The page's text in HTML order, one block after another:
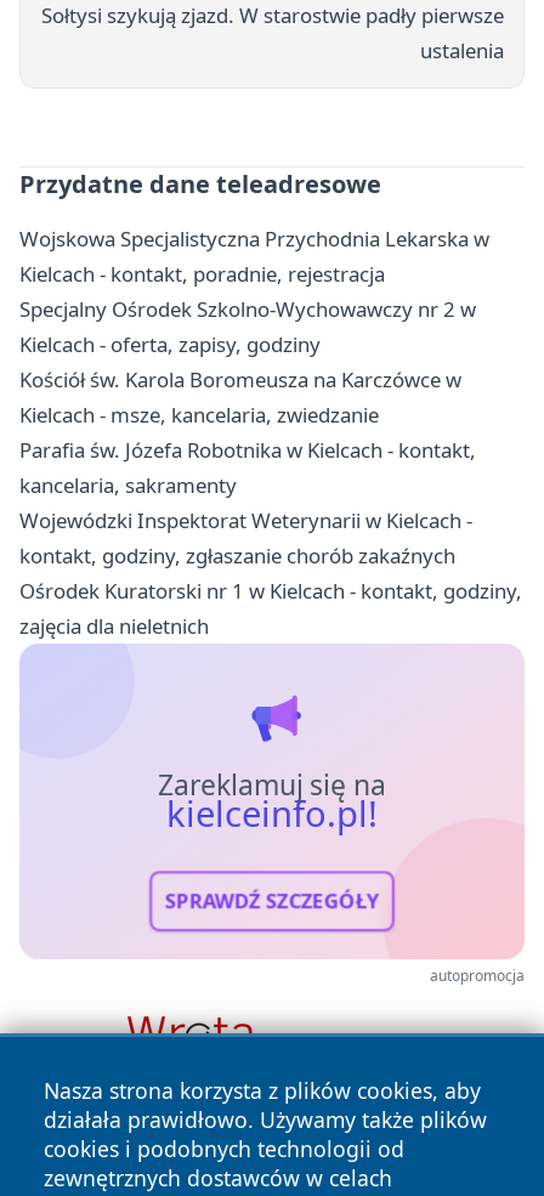
Sołtysi szykują zjazd. W starostwie padły pierwsze
ustalenia
Przydatne dane teleadresowe
Wojskowa Specjalistyczna Przychodnia Lekarska w
Kielcach - kontakt, poradnie, rejestracja
Specjalny Ośrodek Szkolno-Wychowawczy nr 2 w
Kielcach - oferta, zapisy, godziny
Kościół św. Karola Boromeusza na Karczówce w
Kielcach - msze, kancelaria, zwiedzanie
Parafia św. Józefa Robotnika w Kielcach - kontakt,
kancelaria, sakramenty
Wojewódzki Inspektorat Weterynarii w Kielcach -
kontakt, godziny, zgłaszanie chorób zakaźnych
Ośrodek Kuratorski nr 1 w Kielcach - kontakt, godziny,
zajęcia dla nieletnich
Zareklamuj się na
kielceinfo.pl!
SPRAWDŹ SZCZEGÓŁY
autopromocja
Nasza strona korzysta z plików cookies, aby
działała prawidłowo. Używamy także plików
cookies i podobnych technologii od
zewnętrznych dostawców w celach